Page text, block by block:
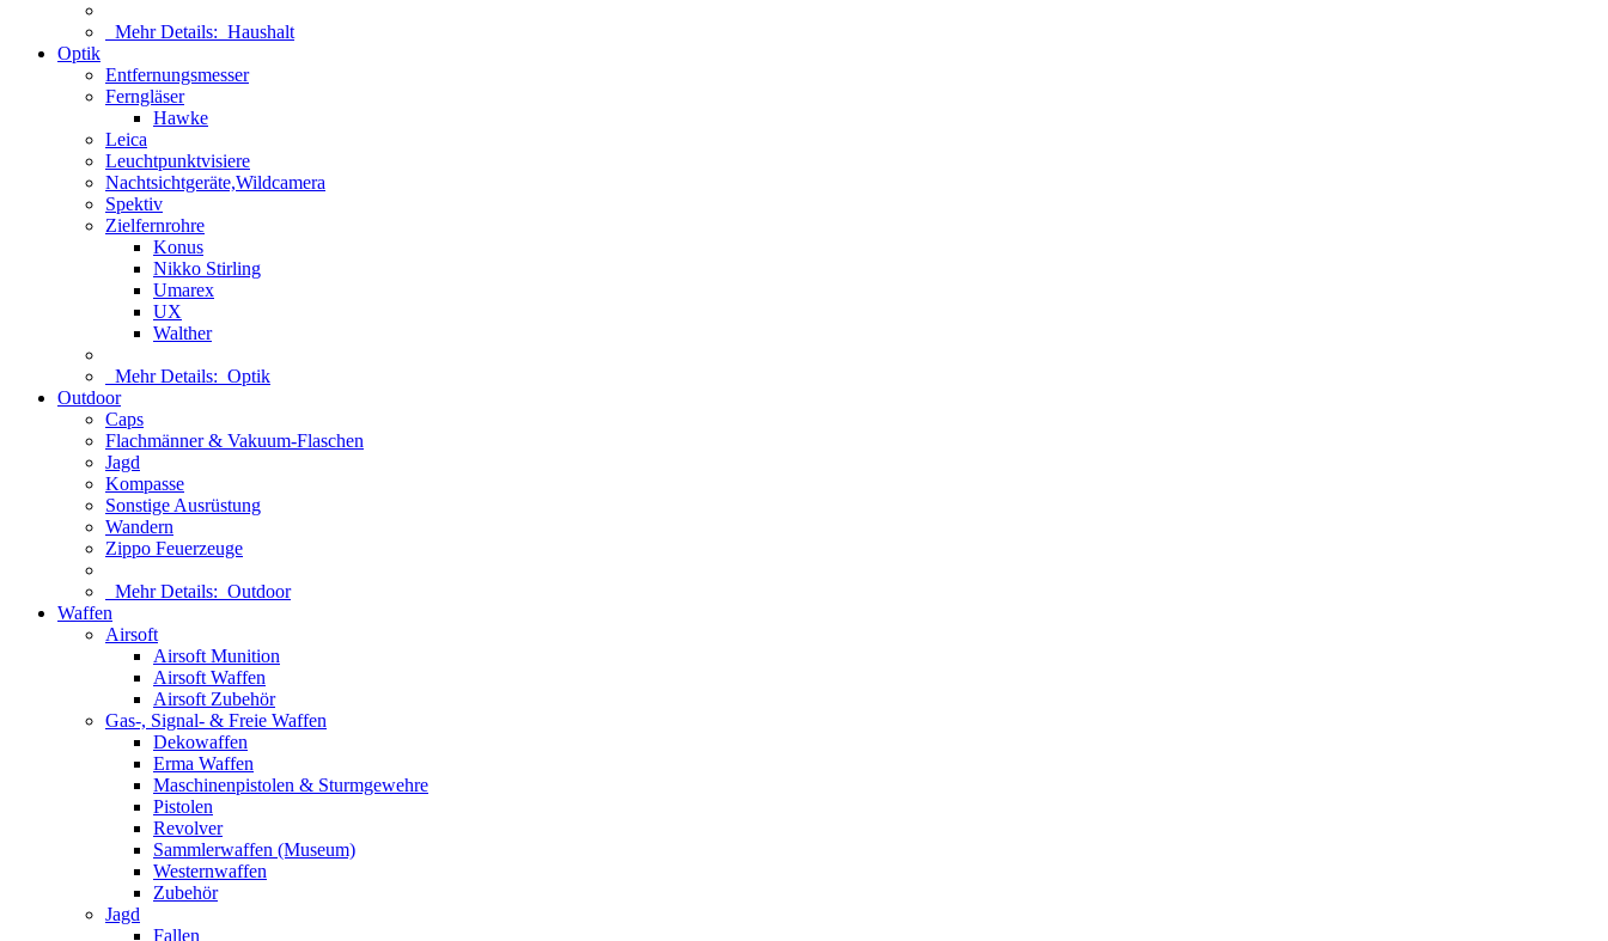
Mehr Details: Haushalt
Optik
Entfernungsmesser
Ferngläser
Hawke
Leica
Leuchtpunktvisiere
Nachtsichtgeräte,Wildcamera
Spektiv
Zielfernrohre
Konus
Nikko Stirling
Umarex
UX
Walther
Mehr Details: Optik
Outdoor
Caps
Flachmänner & Vakuum-Flaschen
Jagd
Kompasse
Sonstige Ausrüstung
Wandern
Zippo Feuerzeuge
Mehr Details: Outdoor
Waffen
Airsoft
Airsoft Munition
Airsoft Waffen
Airsoft Zubehör
Gas-, Signal- & Freie Waffen
Dekowaffen
Erma Waffen
Maschinenpistolen & Sturmgewehre
Pistolen
Revolver
Sammlerwaffen (Museum)
Westernwaffen
Zubehör
Jagd
Fallen